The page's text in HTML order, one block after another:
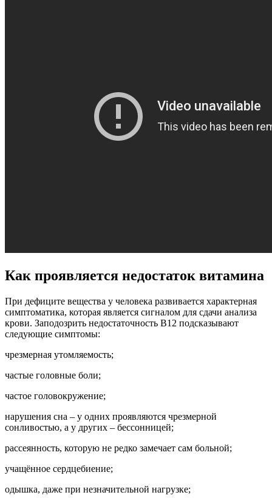
Как проявляется недостаток витамина
При дефиците вещества у человека развивается характерная
симптоматика, которая является сигналом для сдачи анализа
крови. Заподозрить недостаточность В12 подсказывают
следующие симптомы:
чрезмерная утомляемость;
частые головные боли;
частое головокружение;
нарушения сна – у одних проявляются чрезмерной
сонливостью, а у других – бессонницей;
рассеянность, которую не редко замечает сам больной;
учащённое сердцебиение;
одышка, даже при незначительной нагрузке;